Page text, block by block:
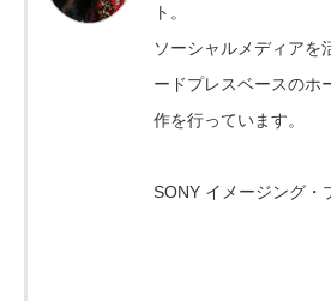
ト。
ソーシャルメディアを
ードプレスベースのホ
作を行っています。
SONY イメージング・